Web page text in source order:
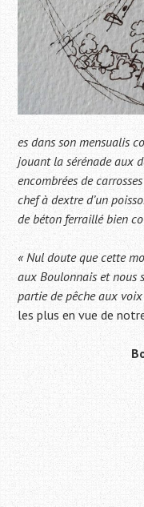
es dans son mensualis
jouant la sérénade aux
encombrées de
chef à dextre d’un
de béton ferraillé bien
« Nul doute que cette
aux Boulonnais et nous
partie de pêche aux
les plus en vue de